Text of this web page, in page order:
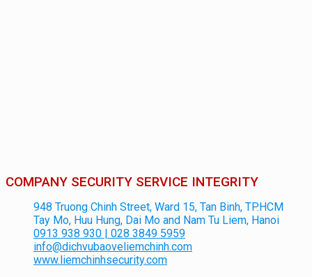
COMPANY SECURITY SERVICE INTEGRITY
948 Truong Chinh Street, Ward 15, Tan Binh, TP.HCM
Tay Mo, Huu Hung, Dai Mo and Nam Tu Liem, Hanoi
0913 938 930 | 028 3849 5959
info@dichvubaoveliemchinh.com
www.liemchinhsecurity.com